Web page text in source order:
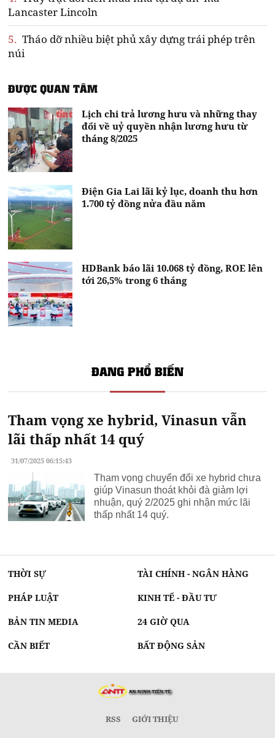
Lancaster Lincoln
5. Tháo dỡ nhiều biệt phủ xây dựng trái phép trên
núi
ĐƯỢC QUAN TÂM
Lịch chi trả lương hưu và những thay
đổi về uỷ quyền nhận lương hưu từ
tháng 8/2025
Điện Gia Lai lãi kỷ lục, doanh thu hơn
1.700 tỷ đồng nửa đầu năm
HDBank báo lãi 10.068 tỷ đồng, ROE lên
tới 26,5% trong 6 tháng
ĐANG PHỔ BIẾN
Tham vọng xe hybrid, Vinasun vẫn
lãi thấp nhất 14 quý
31/07/2025 06:15:43
Tham vọng chuyển đổi xe hybrid chưa
giúp Vinasun thoát khỏi đà giảm lợi
nhuận, quý 2/2025 ghi nhận mức lãi
thấp nhất 14 quý.
THỜI SỰ TÀI CHÍNH - NGÂN HÀNG
PHÁP LUẬT KINH TẾ - ĐẦU TƯ
BẢN TIN MEDIA 24 GIỜ QUA
CẦN BIẾT BẤT ĐỘNG SẢN
RSS GIỚI THIỆU